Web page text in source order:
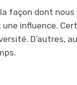
la façon dont
influence.
D’autres,